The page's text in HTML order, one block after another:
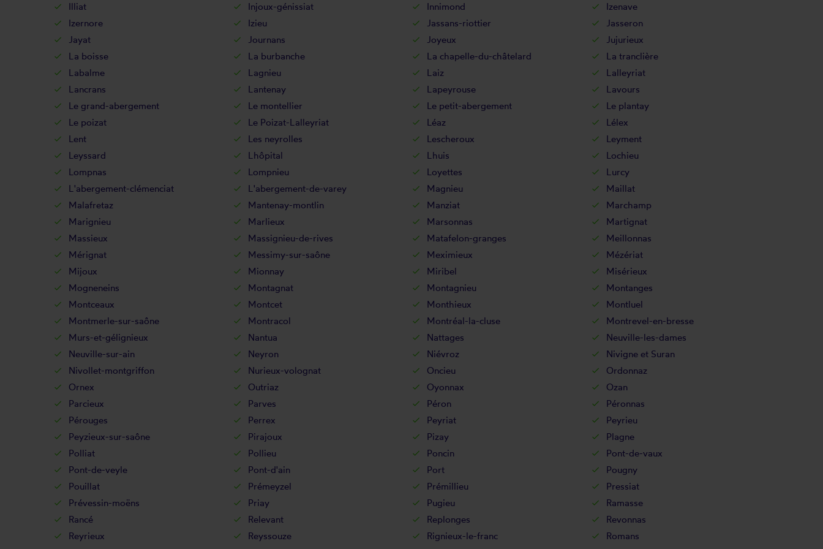
Illiat
Injoux-génissiat Innimond
Izenave
Izernore
Izieu Jassans-riottier
Jasseron
Jayat
Journans Joyeux
Jujurieux
La boisse
La burbanche La chapelle-du-châtelard
La tranclière
Labalme
Lagnieu Laiz
Lalleyriat
Lancrans
Lantenay Lapeyrouse
Lavours
Le grand-abergement
Le montellier Le petit-abergement
Le plantay
Le poizat
Le Poizat-Lalleyriat Léaz
Lélex
Lent
Les neyrolles Lescheroux
Leyment
Leyssard
Lhôpital Lhuis
Lochieu
Lompnas
Lompnieu Loyettes
Lurcy
L'abergement-clémenciat
L'abergement-de-varey Magnieu
Maillat
Malafretaz
Mantenay-montlin Manziat
Marchamp
Marignieu
Marlieux Marsonnas
Martignat
Massieux
Massignieu-de-rives Matafelon-granges
Meillonnas
Mérignat
Messimy-sur-saône Meximieux
Mézériat
Mijoux
Mionnay Miribel
Misérieux
Mogneneins
Montagnat Montagnieu
Montanges
Montceaux
Montcet Monthieux
Montluel
Montmerle-sur-saône
Montracol Montréal-la-cluse
Montrevel-en-bresse
Murs-et-gélignieux
Nantua Nattages
Neuville-les-dames
Neuville-sur-ain
Neyron Niévroz
Nivigne et Suran
Nivollet-montgriffon
Nurieux-volognat Oncieu
Ordonnaz
Ornex
Outriaz Oyonnax
Ozan
Parcieux
Parves Péron
Péronnas
Pérouges
Perrex Peyriat
Peyrieu
Peyzieux-sur-saône
Pirajoux Pizay
Plagne
Polliat
Pollieu Poncin
Pont-de-vaux
Pont-de-veyle
Pont-d'ain Port
Pougny
Pouillat
Prémeyzel Prémillieu
Pressiat
Prévessin-moëns
Priay Pugieu
Ramasse
Rancé
Relevant Replonges
Revonnas
Reyrieux
Reyssouze Rignieux-le-franc
Romans